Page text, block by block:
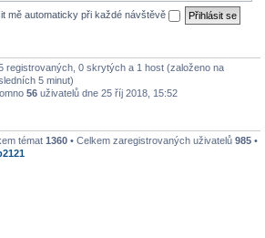
mě automaticky při každé návštěvě
registrovaných, 0 skrytých a 1 host (založeno na
5 minut)
56 uživatelů dne 25 říj 2018, 15:52
témat 1360 • Celkem zaregistrovaných uživatelů 985 •